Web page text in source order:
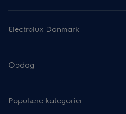
Electrolux Danmark
Opdag
Populære kategorier